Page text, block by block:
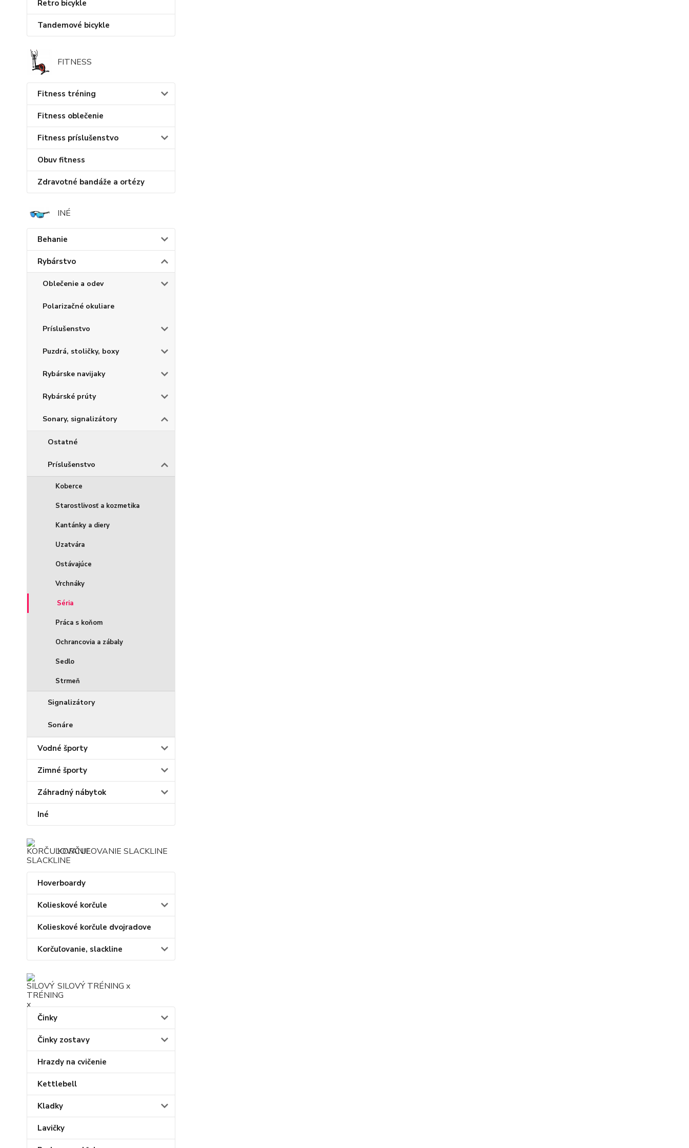
Retro bicykle
Tandemové bicykle
FITNESS
Fitness tréning
Fitness oblečenie
Fitness príslušenstvo
Obuv fitness
Zdravotné bandáže a ortézy
INÉ
Behanie
Rybárstvo
Oblečenie a odev
Polarizačné okuliare
Príslušenstvo
Puzdrá, stoličky, boxy
Rybárske navijaky
Rybárské prúty
Sonary, signalizátory
Ostatné
Príslušenstvo
Koberce
Starostlivosť a kozmetika
Kantánky a diery
Uzatvára
Ostávajúce
Vrchnáky
Séria
Práca s koňom
Ochrancovia a zábaly
Sedlo
Strmeň
Signalizátory
Sonáre
Vodné športy
Zimné športy
Záhradný nábytok
Iné
KORČUĽOVANIE SLACKLINE
Hoverboardy
Kolieskové korčule
Kolieskové korčule dvojradove
Korčuľovanie, slackline
SILOVÝ TRÉNING x
Činky
Činky zostavy
Hrazdy na cvičenie
Kettlebell
Kladky
Lavičky